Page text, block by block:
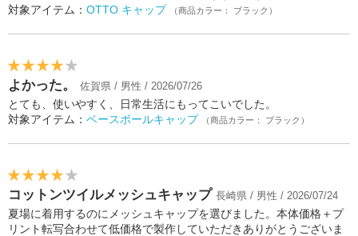
対象アイテム： OTTO キャップ （商品カラー： ブラック）
よかった。 佐賀県 / 男性 / 2026/07/26
とても、使いやすく、日常生活にもってこいでした。
対象アイテム： ベースボールキャップ （商品カラー： ブラック）
コットンツイルメッシュキャップ 長崎県 / 男性 / 2026/07/24
夏場に着用するのにメッシュキャップを選びました。本体価格＋プ
リント転写合わせて低価格で製作していただきありがとうございま